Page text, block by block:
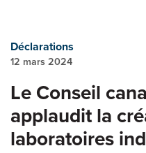
Déclarations
12 mars 2024
Le Conseil
applaudit la
laboratoires